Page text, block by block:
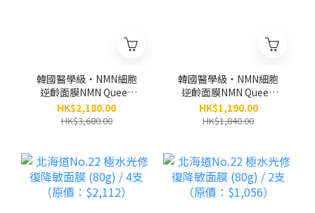
韓國醫學級‧NMN細胞
逆齡面膜NMN Queen
Mask / 10盒（原價：
$3,680）
HK$2,180.00
HK$3,680.00
韓國醫學級‧NMN細胞
逆齡面膜NMN Queen
Mask / 5盒（原價：
$1,840）
HK$1,190.00
HK$1,840.00